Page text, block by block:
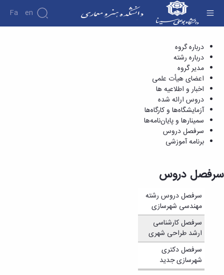
Fa En
دانشکده
درباره
دانشکده
تاریخچه
ریاست
دانشکده
آلبوم
عکس
اطلاعات
تماس
معاونت
آموزشی
معاونت
پژوهشی
معاونت
تحصیلات
تکمیلی
نشریات
گروه
باستان
شناسی
سرفصل دروس - دانشکده هنر و معماری
درباره گروه
درباره رشته
مدیر گروه
اعضای هیأت علمی
اخبار و اطلاعیه ها
دروس ارائه شده
آزمایشگاه‌ها و کارگاه‌ها
سمینارها و پایان‌نامه‌ها
سرفصل دروس
برنامه آموزشی
سرفصل دروس
سرفصل دروس رشته
مهندسی شهرسازی
سرفصل کارشناسی
ارشد طراحی شهری
سرفصل دکتری
شهرسازی جدید